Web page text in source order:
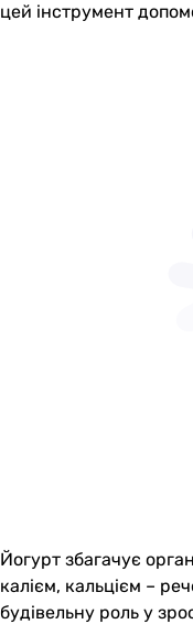
цей інструмент
Йогурт збагачує
калієм, кальцієм –
будівельну роль у